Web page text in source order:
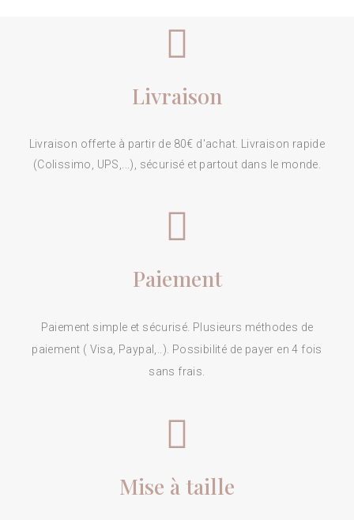
Livraison
Livraison offerte à partir de 80€ d'achat. Livraison rapide
(Colissimo, UPS,...), sécurisé et partout dans le monde.
Paiement
Paiement simple et sécurisé. Plusieurs méthodes de
paiement ( Visa, Paypal,..). Possibilité de payer en 4 fois
sans frais.
Mise à taille